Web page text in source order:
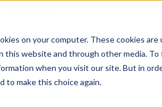
on your computer. These cookies
this website and through other media.
when you visit our site. But in
to make this choice again.